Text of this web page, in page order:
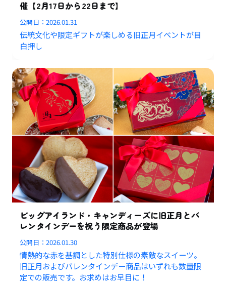
催【2月17日から22日まで】
公開日：2026.01.31
伝統文化や限定ギフトが楽しめる旧正月イベントが目
白押し
ビッグアイランド・キャンディーズに旧正月とバ
レンタインデーを祝う限定商品が登場
公開日：2026.01.30
情熱的な赤を基調とした特別仕様の素敵なスイーツ。
旧正月およびバレンタインデー商品はいずれも数量限
定での販売です。お求めはお早目に！